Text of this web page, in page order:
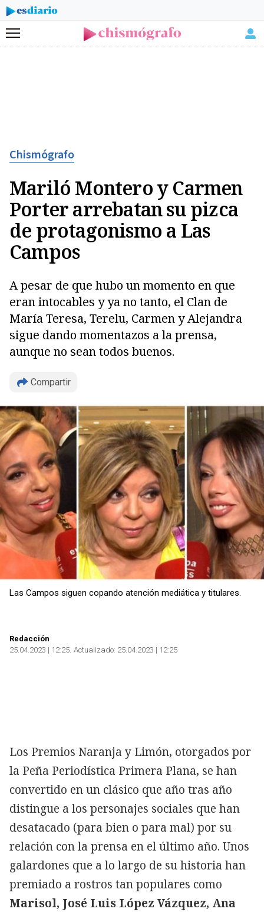
Menú
Chismógrafo
Mariló Montero y Carmen
Porter arrebatan su pizca
de protagonismo a Las
Campos
A pesar de que hubo un momento en que
eran intocables y ya no tanto, el Clan de
María Teresa, Terelu, Carmen y Alejandra
sigue dando momentazos a la prensa,
aunque no sean todos buenos.
Compartir
Copiar
Las Campos siguen copando atención mediática y titulares.
Redacción
25.04.2023 | 12:25 Actualizado: 25.04.2023 | 12:25
Los Premios Naranja y Limón, otorgados por
la Peña Periodística Primera Plana, se han
convertido en un clásico que año tras año
distingue a los personajes sociales que han
desatacado (para bien o para mal) por su
relación con la prensa en el último año. Unos
galardones que a lo largo de su historia han
premiado a rostros tan populares como
Marisol, José Luis López Vázquez, Ana